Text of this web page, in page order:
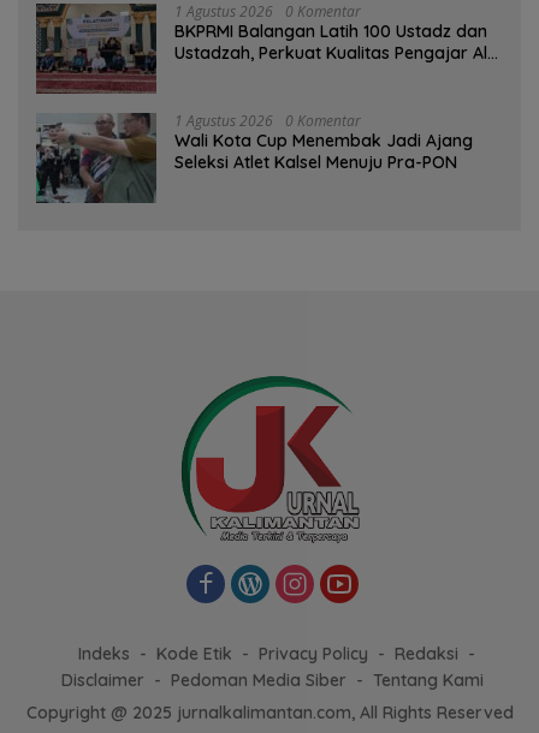
1 Agustus 2026 0 Komentar
BKPRMI Balangan Latih 100 Ustadz dan
Ustadzah, Perkuat Kualitas Pengajar Al-
1 Agustus 2026 0 Komentar
Wali Kota Cup Menembak Jadi Ajang
Seleksi Atlet Kalsel Menuju Pra-PON
Indeks Kode Etik Privacy Policy
Redaksi
Disclaimer
Pedoman Media Siber
Tentang Kami
Copyright @ 2025 jurnalkalimantan.com, All Rights Reserved